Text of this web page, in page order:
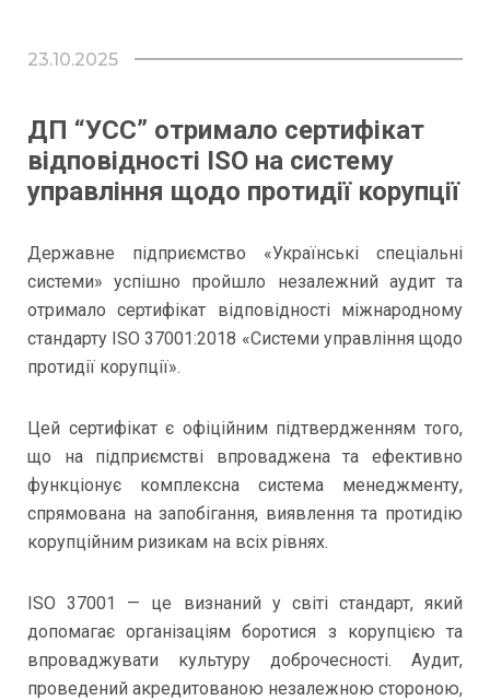
23.10.2025
ДП “УСС” отримало сертифікат
відповідності ISO на систему
управління щодо протидії корупції
Державне підприємство «Українські спеціальні
системи» успішно пройшло незалежний аудит та
отримало сертифікат відповідності міжнародному
стандарту ISO 37001:2018 «Системи управління щодо
протидії корупції».
Цей сертифікат є офіційним підтвердженням того,
що на підприємстві впроваджена та ефективно
функціонує комплексна система менеджменту,
спрямована на запобігання, виявлення та протидію
корупційним ризикам на всіх рівнях.
ISO 37001 — це визнаний у світі стандарт, який
допомагає організаціям боротися з корупцією та
впроваджувати культуру доброчесності. Аудит,
проведений акредитованою незалежною стороною,